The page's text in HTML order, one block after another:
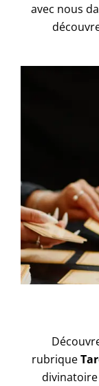
avec nous
rubrique